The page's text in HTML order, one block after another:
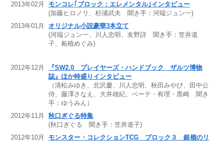
2013年02月
モンコレ｢ブロック：エレメンタル｣インタビュー
(加藤ヒロノリ、杉浦武夫 聞き手：河端ジュン一)
2013年01月
オリジナル小説豪華3本立て
(河端ジュン一、川人忠明、友野詳 聞き手：笠井道
子、柘植めぐみ)
2012年12月
『SW2.0 プレイヤーズ・ハンドブック ザルツ博物
誌』ほか特盛りインタビュー
（清松みゆき、北沢慶、川人忠明、秋田みやび、田中公
侍、藤澤さなえ、大井雄紀、ベーテ・有理・黒崎 聞き
手：ゆうみん）
2012年11月
秋口ぎぐる特集
(秋口ぎぐる 聞き手：笠井道子)
2012年10月
モンスター・コレクションTCG ブロック３ 銀嶺のリ